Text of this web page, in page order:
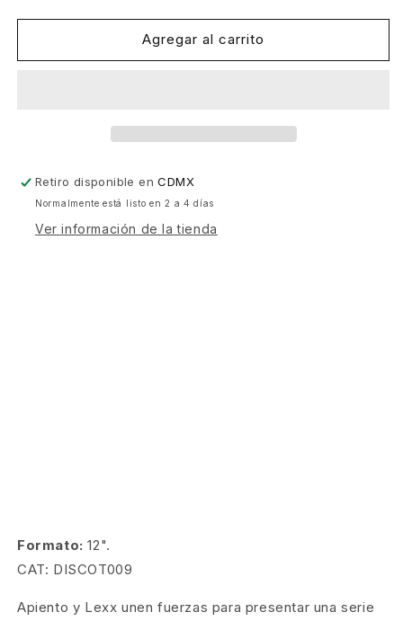
para
-
para
Discotecas
-
Agregar al carrito
Retiro disponible enCDMX
Normalmente está listo en 2 a 4 días
Ver información de la tienda
Formato:12".
CAT: DISCOT009
Apiento y Lexx unen fuerzas para presentar una serie